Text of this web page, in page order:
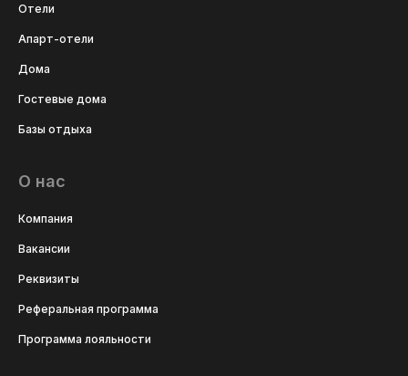
Отели
Апарт-отели
Дома
Гостевые дома
Базы отдыха
О нас
Компания
Вакансии
Реквизиты
Реферальная программа
Программа лояльности